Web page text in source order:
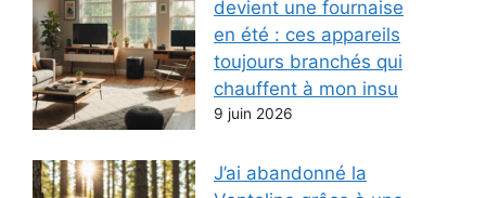
devient une fournaise
en été : ces appareils
toujours branchés qui
chauffent à mon insu
9 juin 2026
J’ai abandonné la